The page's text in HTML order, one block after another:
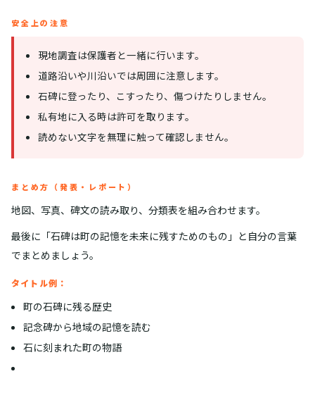
安全上の注意
現地調査は保護者と一緒に行います。
道路沿いや川沿いでは周囲に注意します。
石碑に登ったり、こすったり、傷つけたりしません。
私有地に入る時は許可を取ります。
読めない文字を無理に触って確認しません。
まとめ方（発表・レポート）
地図、写真、碑文の読み取り、分類表を組み合わせます。
最後に「石碑は町の記憶を未来に残すためのもの」と自分の言葉
でまとめましょう。
タイトル例：
町の石碑に残る歴史
記念碑から地域の記憶を読む
石に刻まれた町の物語